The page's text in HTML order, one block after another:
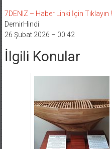
7DENIZ – Haber Linki İçin Tıklayın !
DemirHindi
26 Şubat 2026 – 00:42
İlgili Konular